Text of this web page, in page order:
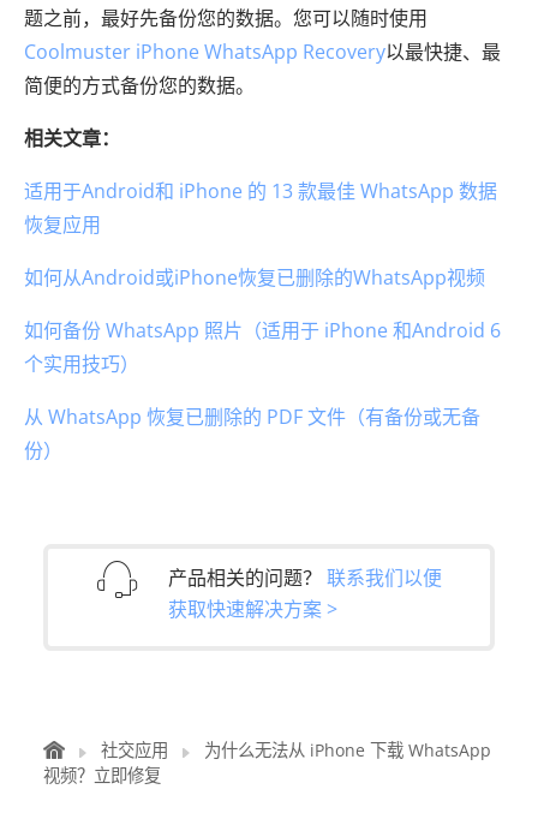
题之前，最好先备份您的数据。您可以随时使用
Coolmuster iPhone WhatsApp Recovery以最快捷、最
简便的方式备份您的数据。
相关文章：
适用于Android和 iPhone 的 13 款最佳 WhatsApp 数据
恢复应用
如何从Android或iPhone恢复已删除的WhatsApp视频
如何备份 WhatsApp 照片（适用于 iPhone 和Android 6
个实用技巧）
从 WhatsApp 恢复已删除的 PDF 文件（有备份或无备
份）
产品相关的问题？ 联系我们以便
获取快速解决方案 >
社交应用
为什么无法从 iPhone 下载 WhatsApp
视频？立即修复